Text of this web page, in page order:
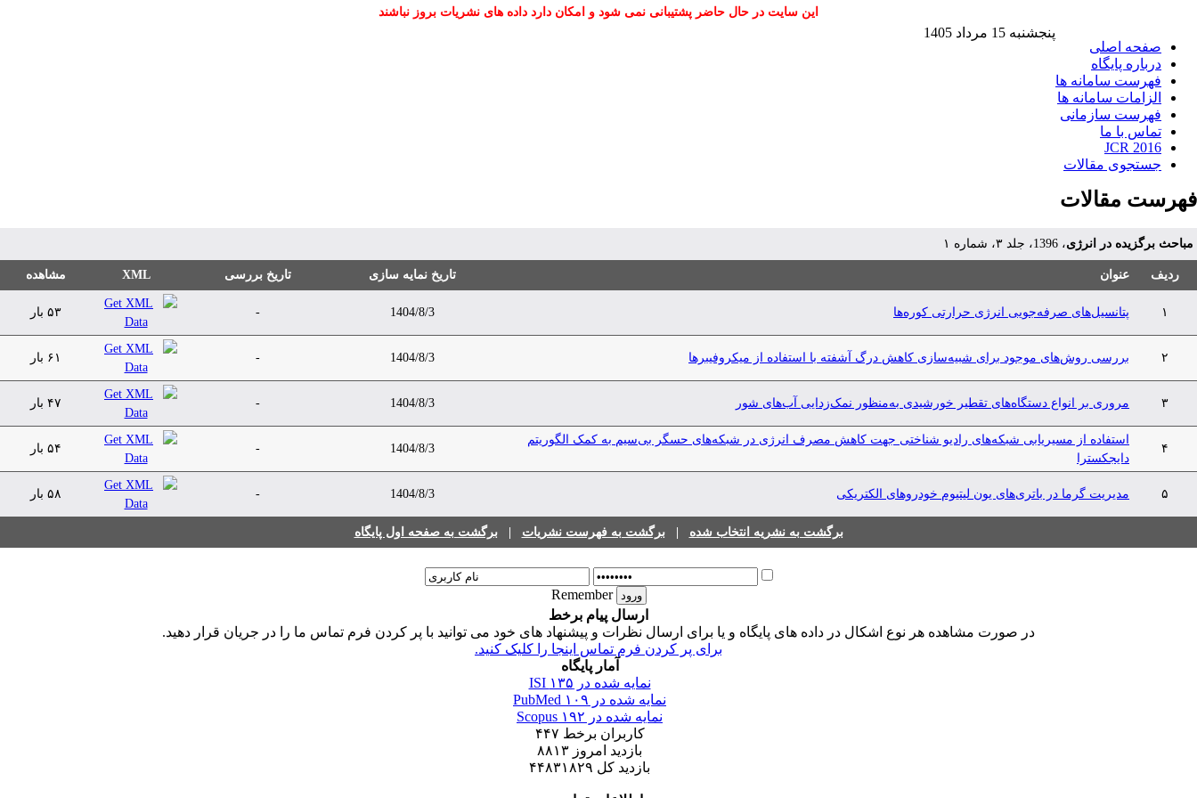
این سایت در حال حاضر پشتیبانی نمی شود و امکان دارد داده های نشریات بروز نباشند
صفحه اصلی
درباره پایگاه
فهرست سامانه ها
الزامات سامانه ها
فهرست سازمانی
تماس با ما
JCR 2016
جستجوی مقالات
پنجشنبه 15 مرداد 1405
فهرست مقالات
مباحث برگزیده در انرژی، 1396، جلد ۳، شماره ۱
ردیف عنوان تاریخ نمایه سازی تاریخ بررسی XML مشاهده
۱ پتانسیل‌های صرفه‌جویی انرژی حرارتی کوره‌ها 1404/8/3
- ۵۳ بار
۲ بررسی روش‌های موجود برای شبیه‌سازی کاهش درگ آشفته با استفاده از میکروفیبرها 1404/8/3
- ۶۱ بار
۳ مروری بر انواع دستگاه‌های تقطیر خورشیدی به‌منظور نمک‌زدایی آب‌های شور 1404/8/3
- ۴۷ بار
۴
استفاده از مسیریابی شبکه‌های رادیو شناختی جهت کاهش مصرف انرژی در شبکه‌های حسگر بی‌سیم به کمک الگوریتم
دایجکسترا
1404/8/3
- ۵۴ بار
۵ مدیریت گرما در باتری‌های یون لیتیوم خودروهای الکتریکی 1404/8/3
- ۵۸ بار
برگشت به نشریه انتخاب شده |برگشت به فهرست نشریات |برگشت به صفحه اول پایگاه
Remember
ارسال پیام برخط
در صورت مشاهده هر نوع اشکال در داده های پایگاه و یا برای ارسال نظرات و پیشنهاد های خود می توانید با پر کردن فرم تماس ما را در جریان قرار دهید.
برای پر کردن فرم تماس اینجا را کلیک کنید.
آمار پایگاه
نمایه شده در ISI ۱۳۵
نمایه شده در PubMed ۱۰۹
نمایه شده در Scopus ۱۹۲
کاربران برخط ۴۴۷
بازدید امروز ۸۸۱۳
بازدید کل ۴۴۸۳۱۸۲۹